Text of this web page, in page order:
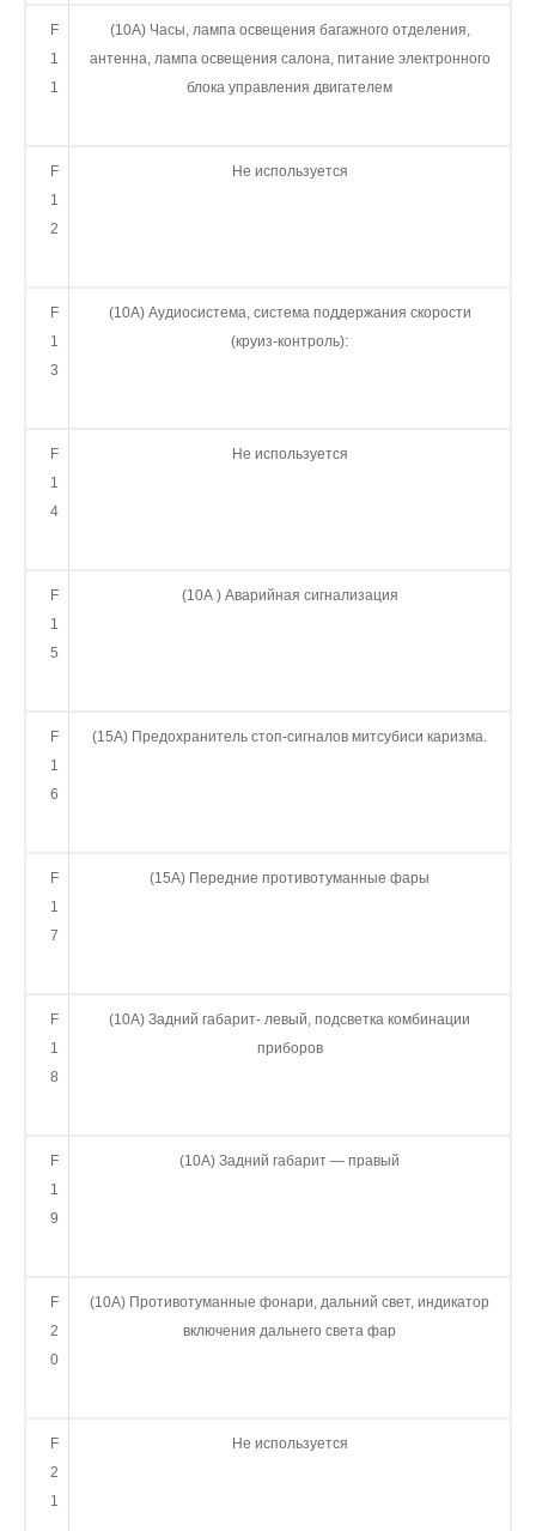
F
1
1
(10А) Часы, лампа освещения багажного отделения,
антенна, лампа освещения салона, питание электронного
блока управления двигателем
F
1
2
Не используется
F
1
3
(10А) Аудиосистема, система поддержания скорости
(круиз-контроль):
F
1
4
Не используется
F
1
5
(10А ) Аварийная сигнализация
F
1
6
(15А) Предохранитель стоп-сигналов митсубиси каризма.
F
1
7
(15А) Передние противотуманные фары
F
1
8
(10А) Задний габарит- левый, подсветка комбинации
приборов
F
1
9
(10А) Задний габарит — правый
F
2
0
(10А) Противотуманные фонари, дальний свет, индикатор
включения дальнего света фар
F
2
1
Не используется